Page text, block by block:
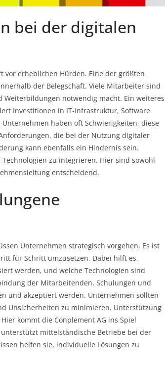
bei der digitalen
vor erheblichen Hürden. Eine der größten
der Belegschaft. Viele Mitarbeiter sind
notwendig macht. Ein weiteres
Investitionen in IT-Infrastruktur, Software
haben oft Schwierigkeiten, diese
die bei der Nutzung digitaler
kann ebenfalls ein Hindernis sein.
zu integrieren. Hier sind sowohl
entscheidend.
Unternehmen strategisch vorgehen. Es ist
für Schritt umzusetzen. Dabei hilft es,
werden, und welche Technologien sind
der Mitarbeitenden. Schulungen und
und akzeptiert werden. Unternehmen sollten
Unsicherheiten zu minimieren. Unterstützung
kommt die Conplement AG ins Spiel
mittelständische Betriebe bei der
helfen sie, individuelle Lösungen zu